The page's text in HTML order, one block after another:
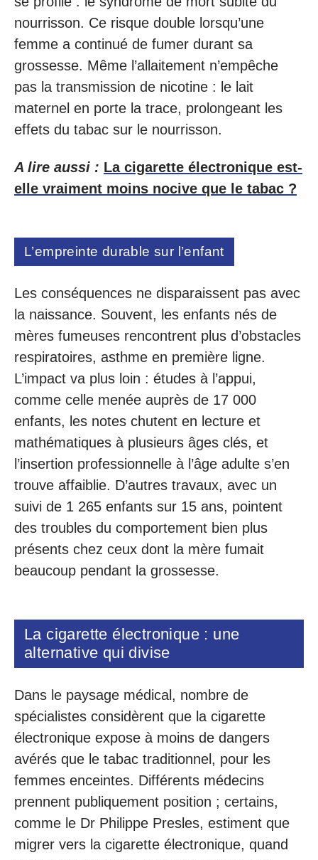
nourrisson. Ce risque double lorsqu’une
femme a continué de fumer durant sa
grossesse. Même l’allaitement n’empêche
pas la transmission de nicotine : le lait
maternel en porte la trace, prolongeant les
effets du tabac sur le nourrisson.
A lire aussi : La cigarette électronique est-
elle vraiment moins nocive que le tabac ?
L’empreinte durable sur l’enfant
Les conséquences ne disparaissent pas avec
la naissance. Souvent, les enfants nés de
mères fumeuses rencontrent plus d’obstacles
respiratoires, asthme en première ligne.
L’impact va plus loin : études à l’appui,
comme celle menée auprès de 17 000
enfants, les notes chutent en lecture et
mathématiques à plusieurs âges clés, et
l’insertion professionnelle à l’âge adulte s’en
trouve affaiblie. D’autres travaux, avec un
suivi de 1 265 enfants sur 15 ans, pointent
des troubles du comportement bien plus
présents chez ceux dont la mère fumait
beaucoup pendant la grossesse.
La cigarette électronique : une
alternative qui divise
Dans le paysage médical, nombre de
spécialistes considèrent que la cigarette
électronique expose à moins de dangers
avérés que le tabac traditionnel, pour les
femmes enceintes. Différents médecins
prennent publiquement position ; certains,
comme le Dr Philippe Presles, estiment que
migrer vers la cigarette électronique, quand